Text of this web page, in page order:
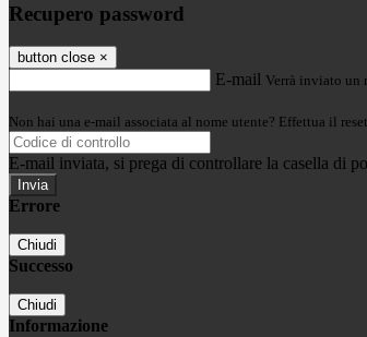
Recupero password
button close ×
E-mail Verrà inviato un
Non hai una e-mail associata al nome utente? Effettua il
E-mail inviata, si prega di controllare la casella di
Errore
Chiudi
Successo
Chiudi
Informazione